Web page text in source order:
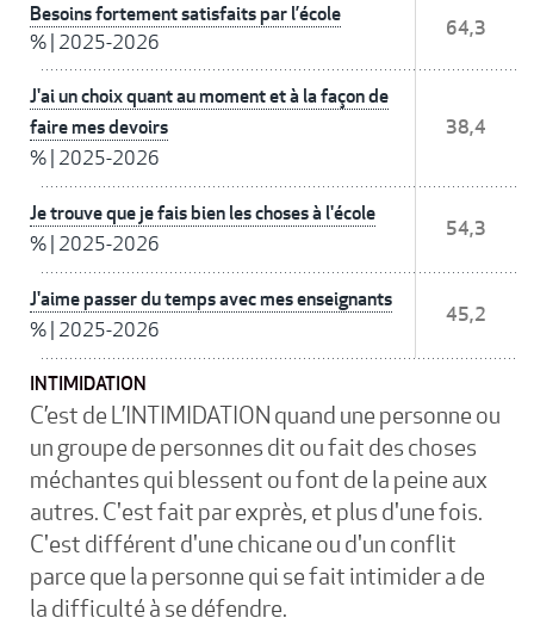
Besoins fortement satisfaits par l’école
% 2025-2026
64,3
J'ai un choix quant au moment et à la façon de
faire mes devoirs
% 2025-2026
38,4
Je trouve que je fais bien les choses à l'école
% 2025-2026
54,3
J'aime passer du temps avec mes enseignants
% 2025-2026
45,2
INTIMIDATION
C’est de L’INTIMIDATION quand une personne ou
un groupe de personnes dit ou fait des choses
méchantes qui blessent ou font de la peine aux
autres. C'est fait par exprès, et plus d'une fois.
C'est différent d'une chicane ou d'un conflit
parce que la personne qui se fait intimider a de
la difficulté à se défendre.